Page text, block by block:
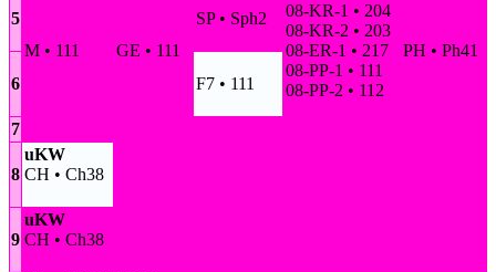
5
M • 111
GE • 111
SP • Sph2
08-KR-1 • 204
08-KR-2 • 203
08-ER-1 • 217
08-PP-1 • 111
08-PP-2 • 112
PH • Ph41
6
F7 • 111
7
8
uKW
CH • Ch38
9
uKW
CH • Ch38